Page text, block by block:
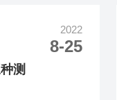
确、速度快，还
甲醇试剂、乙酯
尽量缩短反应
2022
8-25
测